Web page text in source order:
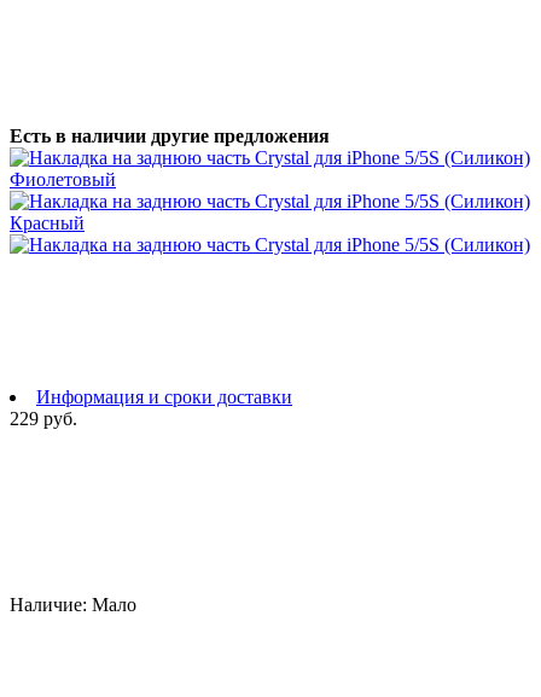
Есть в наличии другие предложения
Информация и сроки доставки
229 руб.
Наличие: Мало